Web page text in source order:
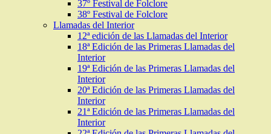
37º Festival de Folclore
38º Festival de Folclore
Llamadas del Interior
12ª edición de las Llamadas del Interior
18ª Edición de las Primeras Llamadas del
Interior
19ª Edición de las Primeras Llamadas del
Interior
20ª Edición de las Primeras Llamadas del
Interior
21ª Edición de las Primeras Llamadas del
Interior